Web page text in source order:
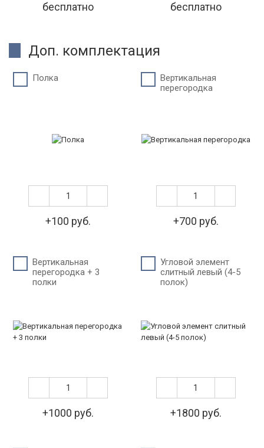
бесплатно бесплатно
Доп. комплектация
Полка
+100 руб.
Вертикальная
перегородка
+700 руб.
Вертикальная
перегородка + 3
полки
+1000 руб.
Угловой элемент
слитный левый (4-5
полок)
+1800 руб.